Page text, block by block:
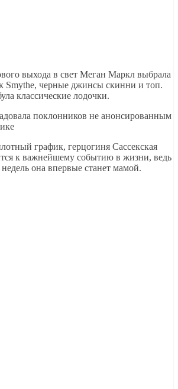
выхода в свет Меган Маркл выбрала
Smythe, черные джинсы скинни и топ.
классические лодочки.
график, герцогиня Сассекская
к важнейшему событию в жизни, ведь
недель она впервые станет мамой.